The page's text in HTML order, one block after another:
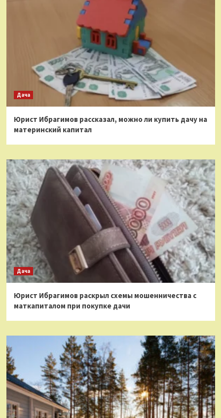
Дача
Юрист Ибрагимов рассказал, можно ли купить дачу на
материнский капитал
Дача
Юрист Ибрагимов раскрыл схемы мошенничества с
маткапиталом при покупке дачи